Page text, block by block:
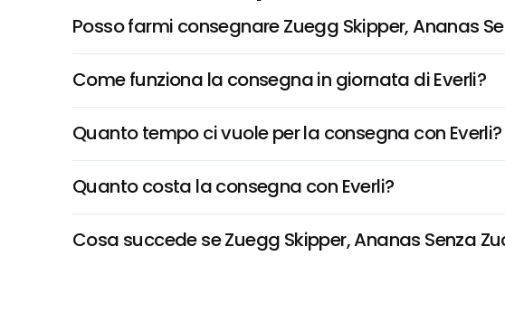
Posso farmi consegnare Zuegg Skipper, Ananas
Come funziona la consegna in giornata di Everli?
Quanto tempo ci vuole per la consegna con Everli?
Quanto costa la consegna con Everli?
Cosa succede se Zuegg Skipper, Ananas Senza